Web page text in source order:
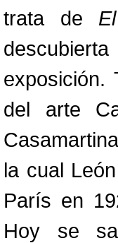
trata de
exposición.
del arte
la cual
París en
Hoy se